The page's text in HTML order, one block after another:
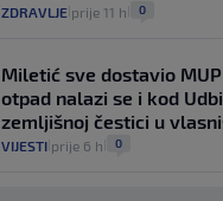
ZDRAVLJE prije 11 h 0
Miletić sve dostavio
otpad nalazi se i kod
zemljišnoj čestici u
VIJESTI prije 6 h 0